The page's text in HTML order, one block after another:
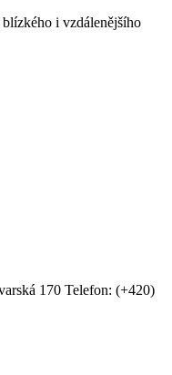
i vzdálenějšího
170 Telefon: (+420)